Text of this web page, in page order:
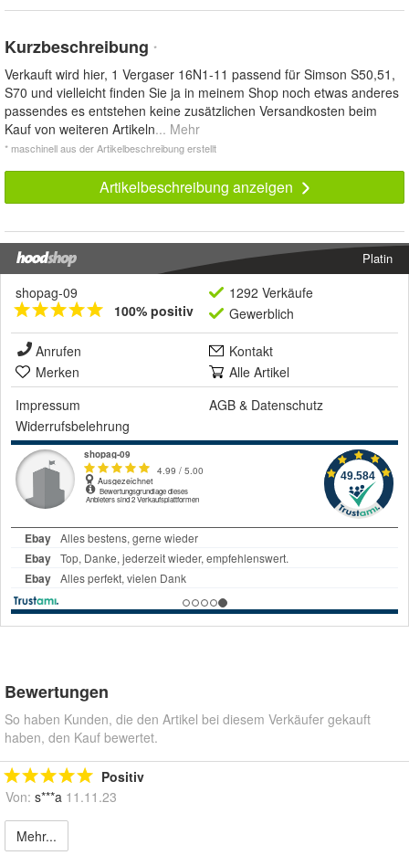
Kurzbeschreibung *
Verkauft wird hier, 1 Vergaser 16N1-11 passend für Simson S50,51,
S70 und vielleicht finden Sie ja in meinem Shop noch etwas anderes
passendes es entstehen keine zusätzlichen Versandkosten beim
Kauf von weiteren Artikeln... Mehr
* maschinell aus der Artikelbeschreibung erstellt
Artikelbeschreibung anzeigen
Platin
shopag-09
100% positiv
1292 Verkäufe
Gewerblich
Anrufen
Kontakt
Merken
Alle Artikel
Impressum
AGB & Datenschutz
Widerrufsbelehrung
Bewertungen
So haben Kunden, die den Artikel bei diesem Verkäufer gekauft
haben, den Kauf bewertet.
Positiv
Von: s***a 11.11.23
Mehr...